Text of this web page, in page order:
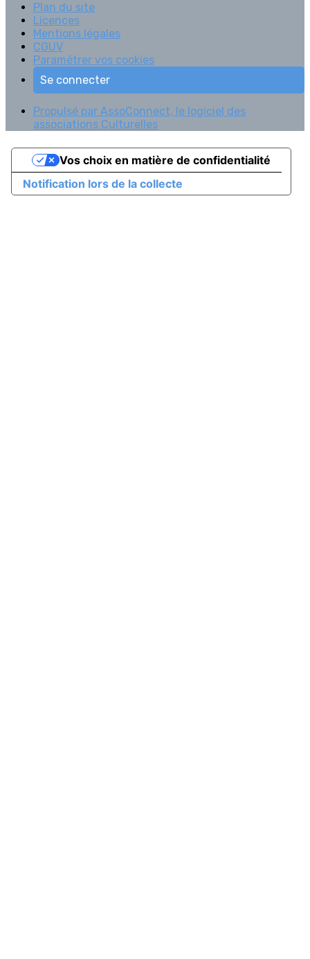
Plan du site
Licences
Mentions légales
CGUV
Paramétrer vos cookies
Se connecter
Propulsé par AssoConnect, le logiciel des
associations Culturelles
Notification lors de la collecte
Vos choix en matière de confidentialité